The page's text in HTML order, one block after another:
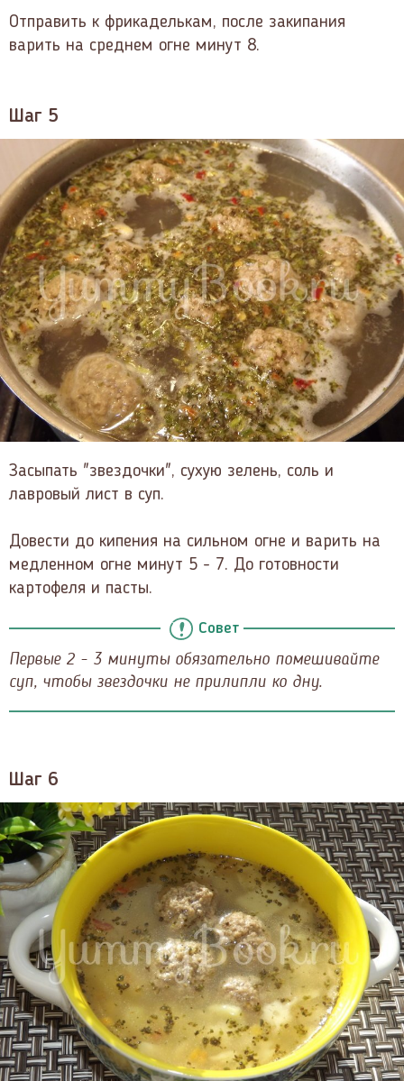
Отправить к фрикаделькам, после закипания
варить на среднем огне минут 8.
Шаг 5
Засыпать "звездочки", сухую зелень, соль и
лавровый лист в суп.
Довести до кипения на сильном огне и варить на
медленном огне минут 5 - 7. До готовности
картофеля и пасты.
Совет
Первые 2 - 3 минуты обязательно помешивайте
суп, чтобы звездочки не прилипли ко дну.
Шаг 6